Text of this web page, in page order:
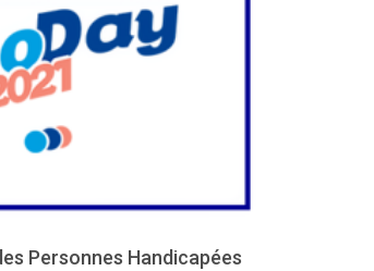
Personnes Handicapées